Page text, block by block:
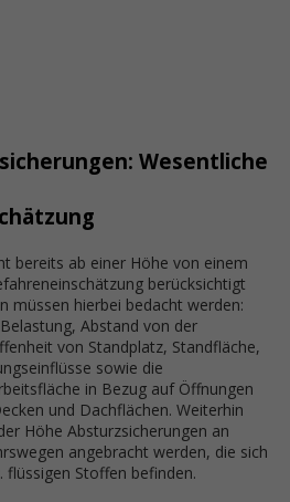
Wesentliche
bereits ab einer Höhe von einem
berücksichtigt
müssen hierbei bedacht werden:
Abstand von der
von Standplatz, Standfläche,
sowie die
in Bezug auf Öffnungen
und Dachflächen. Weiterhin
Höhe Absturzsicherungen an
angebracht werden, die sich
flüssigen Stoffen befinden.